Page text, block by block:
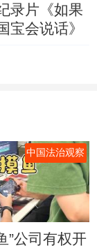
录片《如果
宝会说话》
中国法治观察
”公司有权开